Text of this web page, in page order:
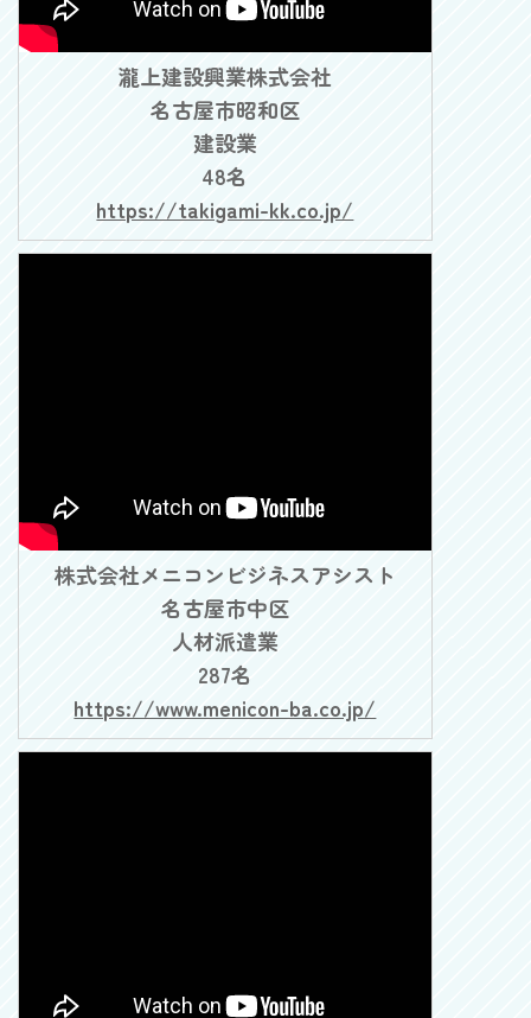
瀧上建設興業株式会社
名古屋市昭和区
建設業
48名
https://takigami-kk.co.jp/
株式会社メニコンビジネスアシスト
名古屋市中区
人材派遣業
287名
https://www.menicon-ba.co.jp/